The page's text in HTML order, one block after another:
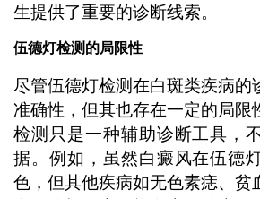
生提供了重要的诊断线索。
伍德灯检测的局限性
尽管伍德灯检测在白斑类疾病的
准确性，但其也存在一定的局限
检测只是一种辅助诊断工具，
据。例如，虽然白癜风在伍德
色，但其他疾病如无色素痣、贫